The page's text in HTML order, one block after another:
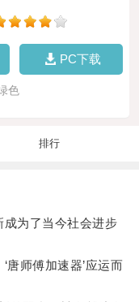
PC下载
色
排行
为了当今社会进步
师傅加速器’应运而